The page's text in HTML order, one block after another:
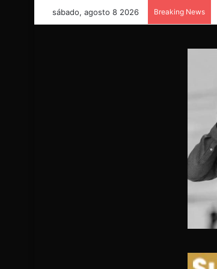
sábado, agosto 8 2026 Breaking News